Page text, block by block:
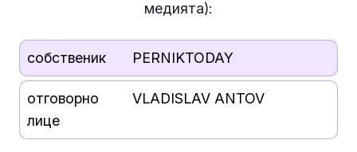
медията):
собственик PERNIKTODAY
отговорно
лице
VLADISLAV ANTOV